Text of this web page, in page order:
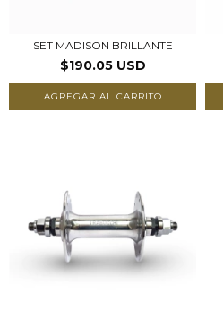
SET MADISON BRILLANTE
$190.05 USD
AGREGAR AL CARRITO